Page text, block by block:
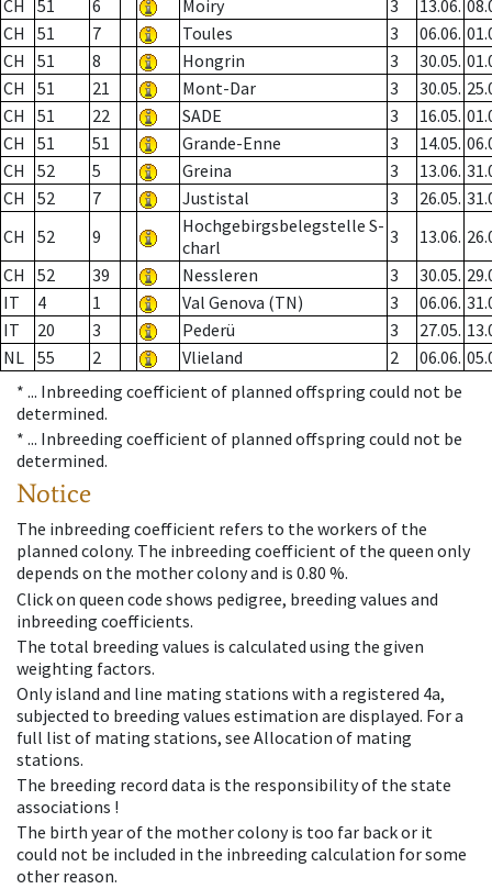
CH 51 6 Moiry 3 13.06.
CH
51 7 Toules 3 06.06.
CH
51 8 Hongrin 3 30.05.
CH
51 21 Mont-Dar 3 30.05.
CH
51 22 SADE 3 16.05.
CH
51 51 Grande-Enne 3 14.05.
CH
52 5 Greina 3 13.06.
CH
52 7 Justistal 3 26.05.
CH
52 9
Hochgebirgsbelegstelle S-
charl
3 13.06.
CH
52 39 Nessleren 3 30.05.
IT
4 1 Val Genova (TN) 3 06.06.
IT
20 3 Pederü 3 27.05.
NL 55 2 Vlieland 2 06.06.
* ... Inbreeding coefficient of planned offspring could not be
determined.
* ... Inbreeding coefficient of planned offspring could not be
determined.
Notice
The inbreeding coefficient refers to the workers of the
planned colony. The inbreeding coefficient of the queen only
depends on the mother colony and is 0.80 %.
Click on queen code shows pedigree, breeding values and
inbreeding coefficients.
The total breeding values is calculated using the given
weighting factors.
Only island and line mating stations with a registered 4a,
subjected to breeding values estimation are displayed. For a
full list of mating stations, see Allocation of mating
stations.
The breeding record data is the responsibility of the state
associations !
The birth year of the mother colony is too far back or it
could not be included in the inbreeding calculation for some
other reason.